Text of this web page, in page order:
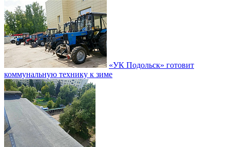
«УК Подольск» готовит
коммунальную технику к зиме